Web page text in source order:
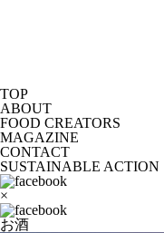
TOP
ABOUT
FOOD CREATORS
MAGAZINE
CONTACT
SUSTAINABLE ACTION
×
お酒